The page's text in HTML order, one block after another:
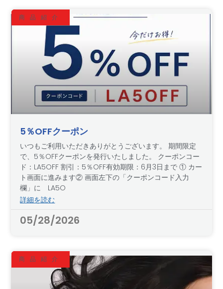
商品紹介
5％OFFクーポン
いつもご利用いただきありがとうございます。 期間限定
で、5％OFFクーポンを発行いたしました。 クーポンコー
ド：LA5OFF 割引：5％OFF有効期限：6月3日まで ① カー
ト画面に進みます② 画面左下の「クーポンコード入力
欄」に LA5O
詳細を読む
05/28/2026
商品紹介